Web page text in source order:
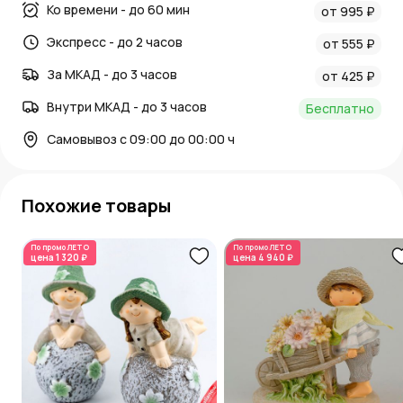
Ко времени - до 60 мин
от 995 ₽
Экспресс - до 2 часов
от 555 ₽
За МКАД - до 3 часов
от 425 ₽
Внутри МКАД - до 3 часов
Бесплатно
Самовывоз с 09:00 до 00:00 ч
Похожие товары
По промоЛЕТО
цена 1 320 ₽
По промоЛЕТО
цена 4 940 ₽